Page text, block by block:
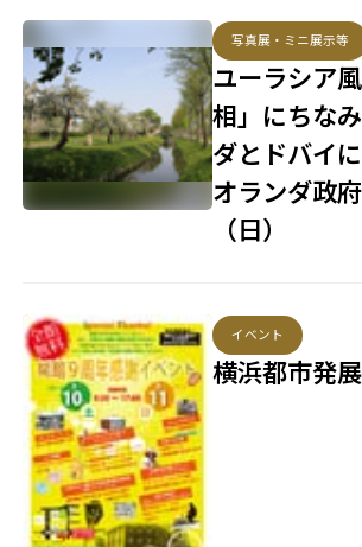
ユーラシア
相」にちな
ダとドバイ
オランダ政
（日）
写真展・ミニ展示等
横浜都市発
イベント